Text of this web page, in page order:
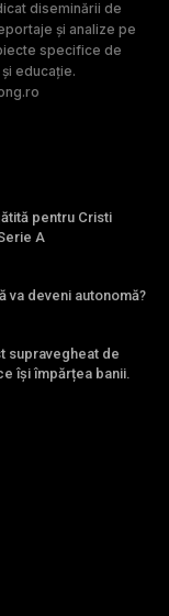
diseminării de
și analize pe
specifice de
educație.
pentru Cristi
A
va deveni autonomă?
supravegheat de
își împărțea banii.